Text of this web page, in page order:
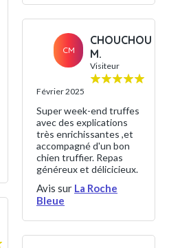
CM
CHOUCHOU
M.
Visiteur
Février 2025
Super week-end truffes
avec des explications
très enrichissantes ,et
accompagné d'un bon
chien truffier. Repas
généreux et délicicieux.
Avis sur La Roche
Bleue